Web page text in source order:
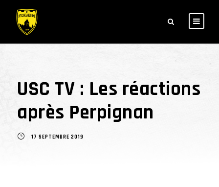
USC TV : Les réactions
après Perpignan
17 SEPTEMBRE 2019